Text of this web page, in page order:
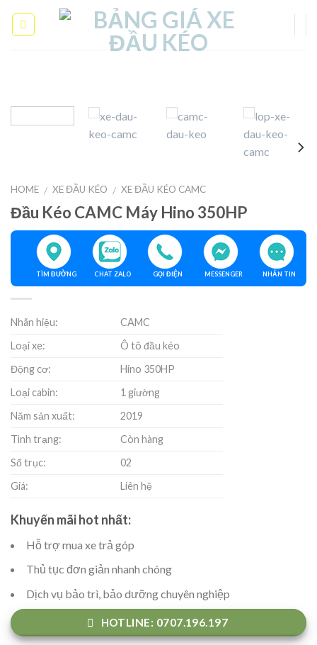
HOME / XE ĐẦU KÉO / XE ĐẦU KÉO CAMC
Đầu Kéo CAMC Máy Hino 350HP
TÌM ĐƯỜNG CHAT ZALO GỌI ĐIỆN MESSENGER NHẮN TIN
Nhãn hiệu:
CAMC
Loại xe:
Ô tô đầu kéo
Động cơ:
Hino 350HP
Loại cabin:
1 giường
Năm sản xuất:
2019
Tình trạng:
Còn hàng
Số trục:
02
Giá:
Liên hệ
Khuyến mãi hot nhất:
Hỗ trợ mua xe trả góp
Thủ tục đơn giản nhanh chóng
Dịch vụ bảo trì, bảo dưỡng chuyên nghiệp
HOTLINE: 0707.196.197